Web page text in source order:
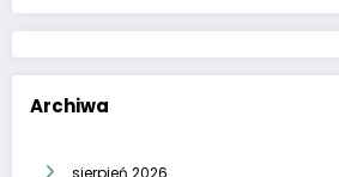
Archiwa
sierpień 2026